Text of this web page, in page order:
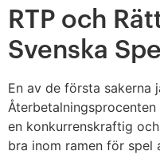
RTP och
Svenska
En av de första sakerna
Återbetalningsprocenten
en konkurrenskraftig
bra inom ramen för